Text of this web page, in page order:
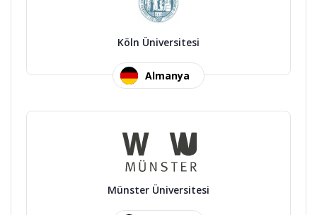
Köln Üniversitesi
Almanya
Münster Üniversitesi